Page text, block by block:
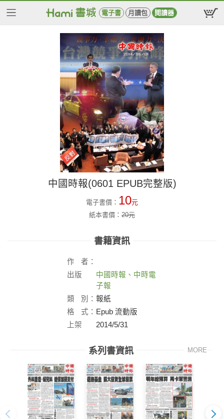
電子書 月讀包 閱讀器
中國時報(0601 EPUB完整版)
電子書價： 10元
紙本書價： 20元
書籍資訊
作
者：
出版
中國時報、中時電
子報
類
別： 報紙
格
式： Epub 流動版
上架
2014/5/31
系列書資訊 MORE